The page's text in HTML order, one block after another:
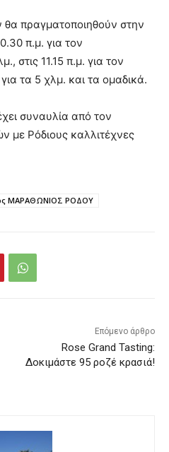
πραγματοποιηθούν στην
π.μ. για τον
στις 11.15 π.μ. για τον
τα 5 χλμ. και τα ομαδικά.
συναυλία από τον
με Ρόδιους καλλιτέχνες
ΜΑΡΑΘΩΝΙΟΣ ΡΟΔΟΥ
Επόμενο άρθρο
Rose Grand Tasting:
Δοκιμάστε 95 ροζέ κρασιά!